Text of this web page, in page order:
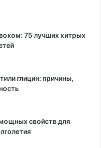
75 лучших хитрых
глицин: причины,
свойств для